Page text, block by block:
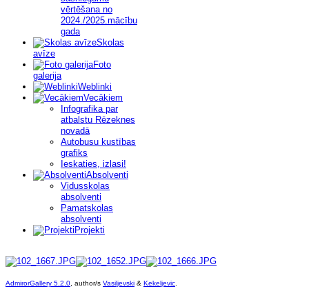
vērtēšana no
2024./2025.mācību
gada
Skolas
avīze
Foto
galerija
Weblinki
Vecākiem
Infografika par
atbalstu Rēzeknes
novadā
Autobusu kustības
grafiks
Ieskaties, izlasi!
Absolventi
Vidusskolas
absolventi
Pamatskolas
absolventi
Projekti
AdmirorGallery 5.2.0 , author/s Vasiljevski & Kekeljevic